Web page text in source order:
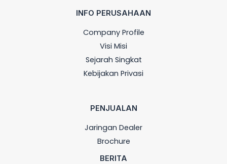
INFO PERUSAHAAN
Company Profile
Visi Misi
Sejarah Singkat
Kebijakan Privasi
PENJUALAN
Jaringan Dealer
Brochure
BERITA